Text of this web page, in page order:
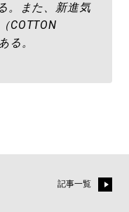
。また、新進気
COTTON
る。
記事一覧